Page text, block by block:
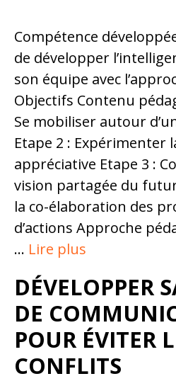
Compétence
de développer
son équipe avec
Objectifs Contenu
Se mobiliser autour
Etape 2 : Expérimenter
appréciative Etape 3 :
vision partagée du
la co-élaboration des
d’actions Approche
… Lire plus
DÉVELOPPER
DE
POUR ÉVITER
CONFLITS